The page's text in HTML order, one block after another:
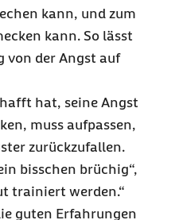
kann, und zum
kann. So lässt
von der Angst auf
hat, seine Angst
muss aufpassen,
zurückzufallen.
bisschen brüchig“,
trainiert werden.“
guten Erfahrungen